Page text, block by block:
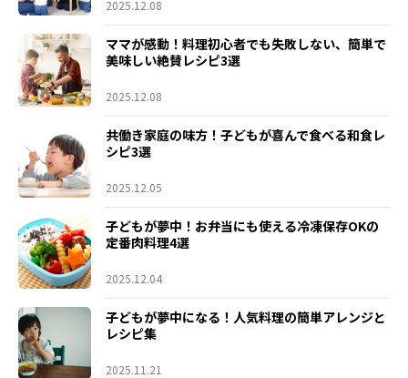
2025.12.08
ママが感動！料理初心者でも失敗しない、簡単で
美味しい絶賛レシピ3選
2025.12.08
共働き家庭の味方！子どもが喜んで食べる和食レ
シピ3選
2025.12.05
子どもが夢中！お弁当にも使える冷凍保存OKの
定番肉料理4選
2025.12.04
子どもが夢中になる！人気料理の簡単アレンジと
レシピ集
2025.11.21